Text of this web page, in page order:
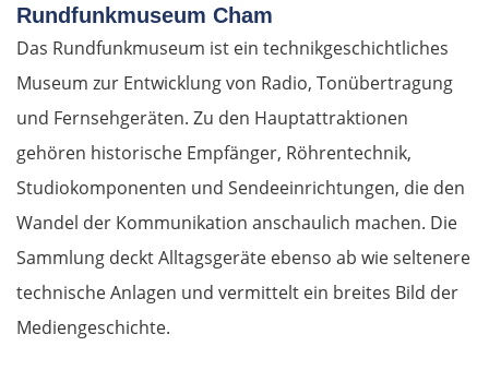
Rundfunkmuseum Cham
Das Rundfunkmuseum ist ein technikgeschichtliches
Museum zur Entwicklung von Radio, Tonübertragung
und Fernsehgeräten. Zu den Hauptattraktionen
gehören historische Empfänger, Röhrentechnik,
Studiokomponenten und Sendeeinrichtungen, die den
Wandel der Kommunikation anschaulich machen. Die
Sammlung deckt Alltagsgeräte ebenso ab wie seltenere
technische Anlagen und vermittelt ein breites Bild der
Mediengeschichte.